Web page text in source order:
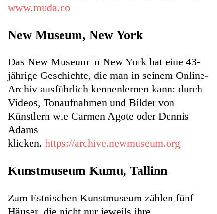
www.muda.co
New Museum, New York
Das New Museum in New York hat eine 43-
jährige Geschichte, die man in seinem Online-
Archiv ausführlich kennenlernen kann: durch
Videos, Tonaufnahmen und Bilder von
Künstlern wie Carmen Agote oder Dennis
Adams
klicken. https://archive.newmuseum.org
Kunstmuseum Kumu, Tallinn
Zum Estnischen Kunstmuseum zählen fünf
Häuser, die nicht nur jeweils ihre